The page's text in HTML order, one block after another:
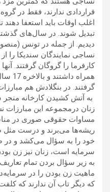
قراردادی ندارند، فقط در
اغلب اوقات باید استعفا دهند
تبدیل شوند. در سال‌های گذشته
دیدیم. از جمله در تونس
نساجی نمایندگان سندیکا را
کارفرما را گروگان گرفتند.
گرفتند. در بنگلادش هم
به آتش کشیدن کارخانه
زنان درمجموعه این مبارزات
مساوات حقوقی صوری در
ریشه‌ها می‌برند و درست مثل
خود را به سؤال می‌کشد و در
سرمایه است، زنان نیز زن
به زیر سؤال بردن تمام
ماهیت زن بودن را در
که دیگر تاب آن ندارند که